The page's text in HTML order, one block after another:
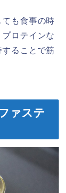
も食事の時
ロテインな
ることで筋
ァステ